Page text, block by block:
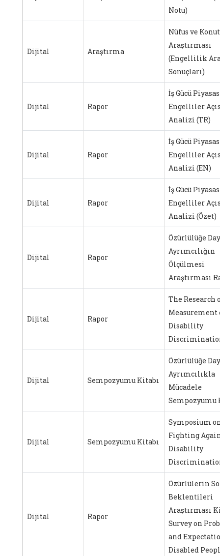
Notu)
Dijital Araştırma
Nüfus ve Konut
Araştırması
(Engellilik
Sonuçları)
Dijital Rapor
İş Gücü
Engelliler
Analizi (TR)
Dijital Rapor
İş Gücü
Engelliler
Analizi (EN)
Dijital Rapor
İş Gücü
Engelliler
Analizi (Özet)
Dijital Rapor
Özürlülüğe
Ayrımcılığın
Ölçülmesi
Araştırması
Dijital Rapor
The Research
Measurement
Disability
Dijital Sempozyumu Kitabı
Özürlülüğe
Ayrımcılıkla
Mücadele
Sempozyumu
Dijital Sempozyumu Kitabı
Symposium
Fighting
Disability
Dijital Rapor
Özürlülerin
Beklentileri
Araştırması
Survey on
and
Disabled